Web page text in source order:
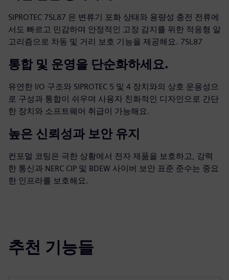
SIPROTEC 7SL87 은 변류기 포화 상태와 용량성 충전 전류에
서도 빠르고 민감하며 안정적인 고장 감지를 위한 적응형 알
고리즘으로 차동 및 거리 보호 기능을 제공해요. 7SL87
통합 및 운영을 단순화하세요.
유연한 I/O 구조와 SIPROTEC 5 및 4 장치와의 상호 운용성으
로 구성과 통합이 쉬우며 사용자 친화적인 디자인으로 간단
한 장치와 소프트웨어 취급이 가능해요.
높은 신뢰성과 보안 유지
컨포멀 코팅은 극한 상황에서 전자 제품을 보호하고, 강력
한 통신과 NERC CIP 및 BDEW 사이버 보안 표준 준수는 중요
한 인프라를 보호해요.
추천 기능들